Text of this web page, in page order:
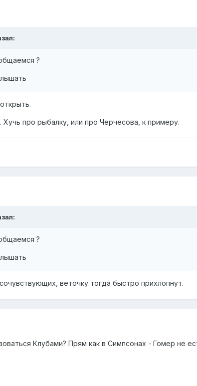
?
про рыбалку, или про Черчесова, к примеру.
?
веточку тогда быстро прихлопнут.
Клубами? Прям как в Симпсонах - Гомер не